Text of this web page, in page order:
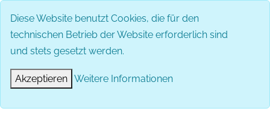
Diese Website benutzt Cookies, die für den
technischen Betrieb der Website erforderlich sind
und stets gesetzt werden.
Akzeptieren Weitere Informationen
MENÜ